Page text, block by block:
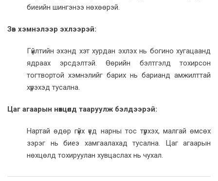
биеийн шингэнээ нөхөөрэй.
Зөв хэмнэлээр эхлээрэй:
Гүйлтийн эхэнд хэт хурдан эхлэх нь богино хугацаанд
ядраах эрсдэлтэй. Өөрийн бэлтгэлд тохирсон
тогтвортой хэмнэлийг барих нь барианд амжилттай
хүрэхэд тусална.
Цаг агаарын нөхцөлд тааруулж бэлдээрэй:
Нартай өдөр гүйх үед нарны тос түрхэх, малгай өмсөх
зэрэг нь биеэ хамгаалахад тусална. Цаг агаарын
нөхцөлд тохируулан хувцаслах нь чухал.